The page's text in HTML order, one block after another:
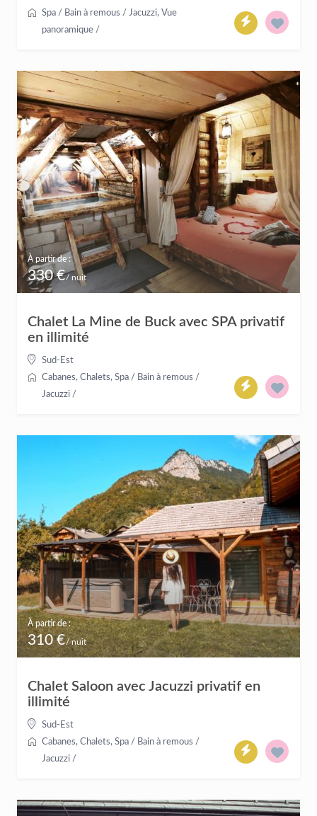
Spa / Bain à remous / Jacuzzi, Vue
panoramique /
À partir de :
330 €/ nuit
Chalet La Mine de Buck avec SPA privatif
en illimité
Sud-Est
Cabanes, Chalets, Spa / Bain à remous /
Jacuzzi /
À partir de :
310 €/ nuit
Chalet Saloon avec Jacuzzi privatif en
illimité
Sud-Est
Cabanes, Chalets, Spa / Bain à remous /
Jacuzzi /